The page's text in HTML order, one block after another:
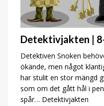
Detektivjakten |
Detektiven Snoken
ökände, men något
har stulit en stor mängd
som om det gått hål i
spår… Detektivjakten